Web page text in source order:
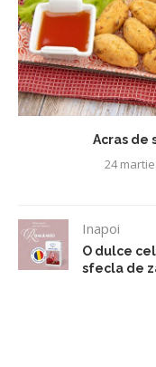
Acras de
24
Inapoi
O dulce
sfecla de